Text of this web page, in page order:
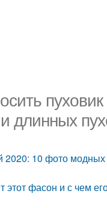
длинных
10 фото модных
этот фасон и с чем